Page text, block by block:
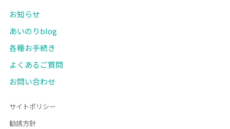
お知らせ
あいのりblog
各種お手続き
よくあるご質問
お問い合わせ
サイトポリシー
勧誘方針